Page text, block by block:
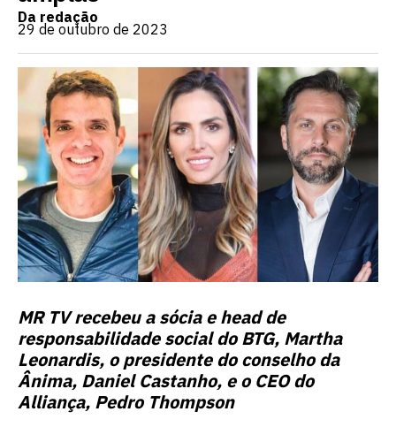
Da redação
29 de outubro de 2023
MR TV recebeu a sócia e head de
responsabilidade social do BTG, Martha
Leonardis, o presidente do conselho da
Ânima, Daniel Castanho, e o CEO do
Alliança, Pedro Thompson